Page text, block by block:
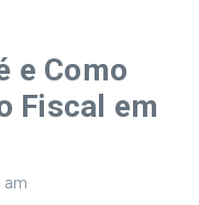
e Como
Fiscal em
am